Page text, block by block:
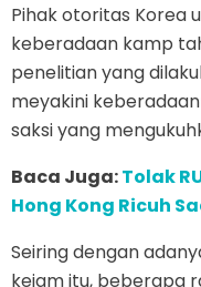
Pihak otoritas Korea
keberadaan kamp
penelitian yang
meyakini
saksi yang
Baca Juga:Tolak
Hong Kong Ricuh
Seiring dengan
kejam itu, beberapa